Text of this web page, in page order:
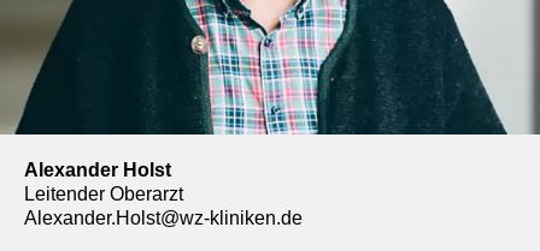
Alexander Holst
Leitender Oberarzt
Alexander.Holst@wz-kliniken.de